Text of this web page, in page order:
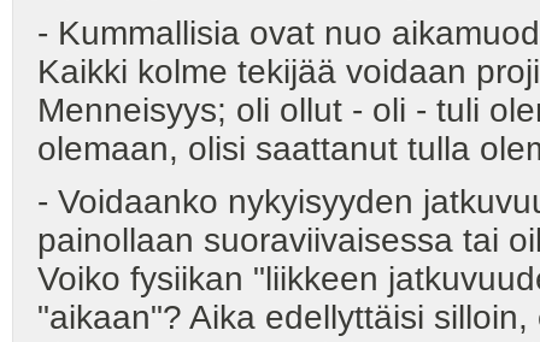
- Kummallisia ovat nuo
Kaikki kolme tekijää voidaan
Menneisyys; oli ollut - oli - tuli
olemaan, olisi saattanut tulla
- Voidaanko nykyisyyden
painollaan suoraviivaisessa tai
Voiko fysiikan "liikkeen
"aikaan"? Aika edellyttäisi